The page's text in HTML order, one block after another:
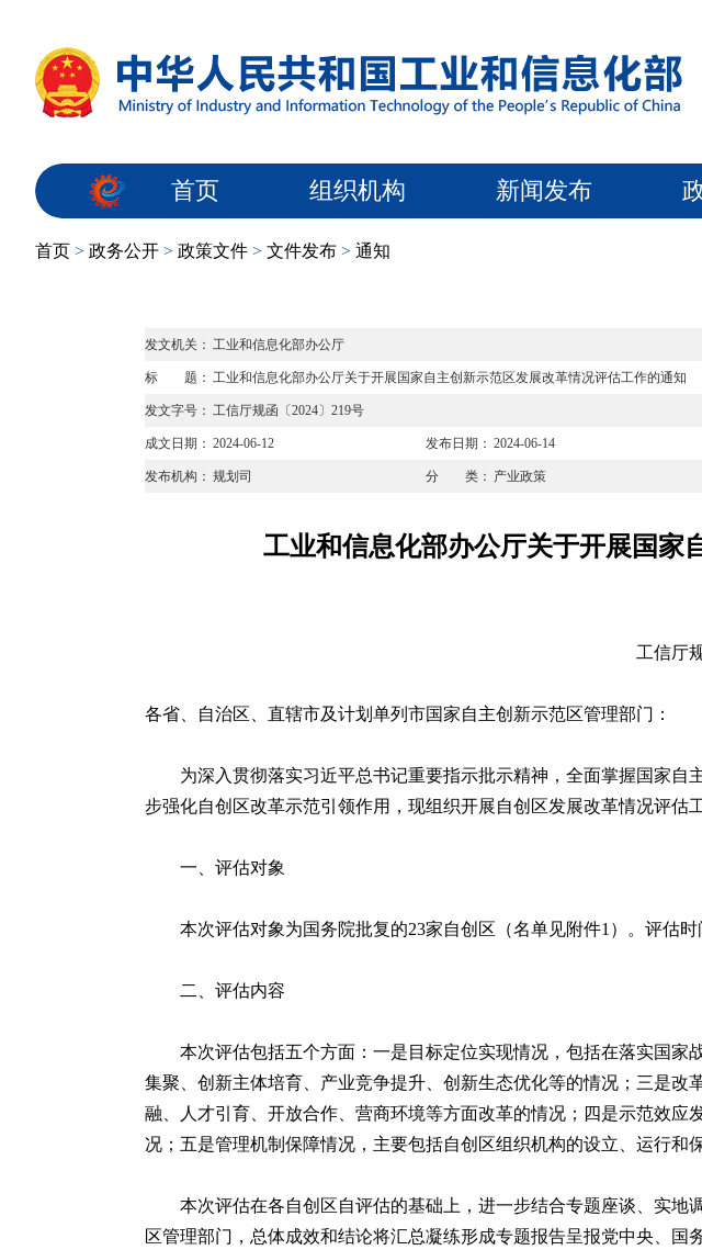
首页 组织机构 新闻发布
首页 > 政务公开 > 政策文件 > 文件发布 > 通知
发文机关： 工业和信息化部办公厅
标 题： 工业和信息化部办公厅关于开展国家自主创新示范区发展改革情况评估工作的通知
发文字号： 工信厅规函〔2024〕219号
成文日期： 2024-06-12 发布日期： 2024-06-14
发布机构： 规划司 分 类： 产业政策
工业和信息化部办公厅关于开展国家
工信厅
各省、自治区、直辖市及计划单列市国家自主创新示范区管理部门：
为深入贯彻落实习近平总书记重要指示批示精神，全面掌握国家
步强化自创区改革示范引领作用，现组织开展自创区发展改革情况评估
一、评估对象
本次评估对象为国务院批复的23家自创区（名单见附件1）。评估时
二、评估内容
本次评估包括五个方面：一是目标定位实现情况，包括在落实国
集聚、创新主体培育、产业竞争提升、创新生态优化等的情况；三是
融、人才引育、开放合作、营商环境等方面改革的情况；四是示范效
况；五是管理机制保障情况，主要包括自创区组织机构的设立、运行和
本次评估在各自创区自评估的基础上，进一步结合专题座谈、实
区管理部门，总体成效和结论将汇总凝练形成专题报告呈报党中央、国务